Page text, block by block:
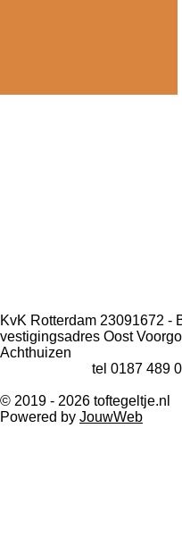
KvK Rotterdam 23091672 -
vestigingsadres Oost
Achthuizen
tel 0187 489
© 2019 - 2026 toftegeltje.nl
Powered by JouwWeb